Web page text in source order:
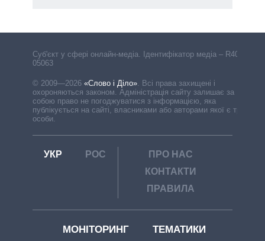
Cуб'єкт у сфері онлайн-медіа. Ідентифікатор медіа – R40-
05063
© 2009—2026 «Слово і Діло». Всі права захищені і
охороняються законом. Адміністрація сайту залишає за
собою право не погоджуватися з інформацією, яка
публікується на сайті, власниками або авторами якої є треті
особи.
УКР РОС
ПРО НАС
КОНТАКТИ
ПРАВИЛА
МОНІТОРИНГ ТЕМАТИКИ